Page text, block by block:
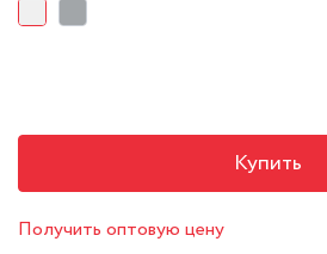
Купить
Получить оптовую цену